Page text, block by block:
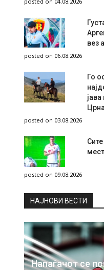
вез
posted on 06.08.2026
Го
posted on 03.08.2026
posted on 09.08.2026
НAЈНОВИ ВЕСТИ
Напаѓачот се